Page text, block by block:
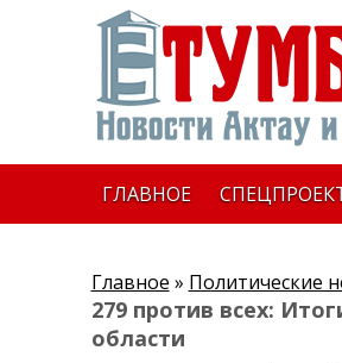
ГЛАВНОЕ
Главное » Политические
279 против всех:
области